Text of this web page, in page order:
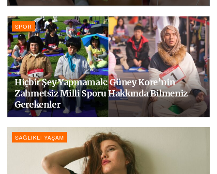
SPOR
Hiçbir Şey Yapmamak: Güney Kore’nin
Zahmetsiz Milli Sporu Hakkında Bilmeniz
Gerekenler
SAĞLIKLI YAŞAM